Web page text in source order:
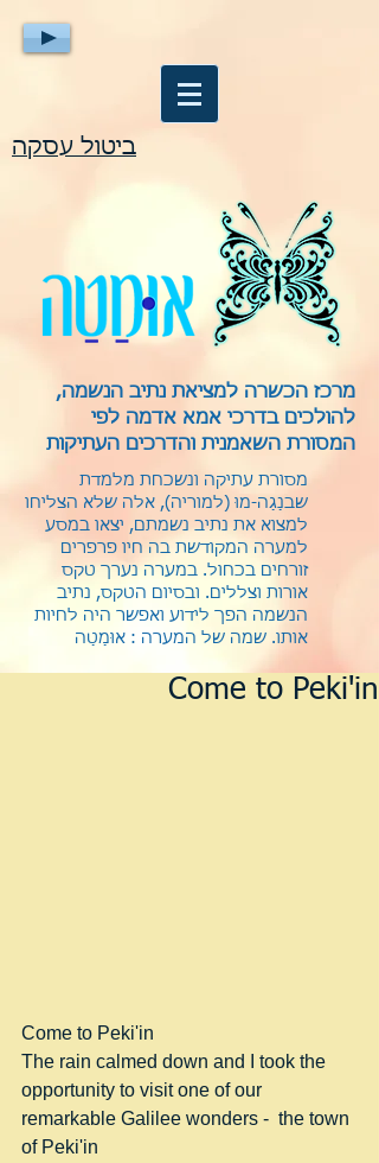
ביטול עסקה
מרכז הכשרה למציאת נתיב הנשמה,
להולכים בדרכי אמא אדמה לפי
המסורת השאמנית והדרכים העתיקות
מסורת עתיקה ונשכחת מלמדת
שבנַגַה-מוּ (למוריה), אלה שלא הצליחו
למצוא את נתיב נשמתם, יצאו במסע
למערה המקודשת בה חיו פרפרים
זורחים בכחול. במערה נערך טקס
אורות וצללים. ובסיום הטקס, נתיב
הנשמה הפך לידוע ואפשר היה לחיות
אותו. שמה של המערה : אוּמַטַה
Come to Peki'in
Come to Peki'in
The rain calmed down and I took the
opportunity to visit one of our
remarkable Galilee wonders -  the town
of Peki'in